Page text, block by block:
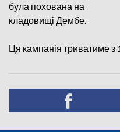
була похована на
кладовищі Дембе.
Ця кампанія триватиме з